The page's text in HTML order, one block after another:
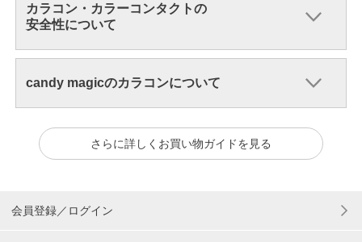
カラコン・カラーコンタクトの
安全性について
candy magicのカラコンについて
さらに詳しくお買い物ガイドを見る
会員登録／ログイン